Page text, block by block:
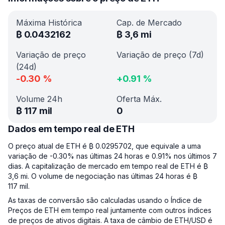
Máxima Histórica
₿ 0.0432162
Cap. de Mercado
₿ 3,6 mi
Variação de preço
(24d)
-0.30 %
Variação de preço (7d)
+0.91 %
Volume 24h
₿ 117 mil
Oferta Máx.
0
Dados em tempo real de ETH
O preço atual de ETH é ₿ 0.0295702, que equivale a uma
variação de -0.30% nas últimas 24 horas e 0.91% nos últimos 7
dias. A capitalização de mercado em tempo real de ETH é ₿
3,6 mi. O volume de negociação nas últimas 24 horas é ₿
117 mil.
As taxas de conversão são calculadas usando o Índice de
Preços de ETH em tempo real juntamente com outros índices
de preços de ativos digitais. A taxa de câmbio de ETH/USD é